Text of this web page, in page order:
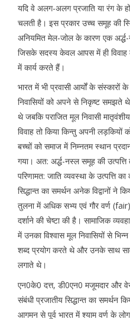
यदि वे अलग-अलग प्रजाति या रंग के
चलती है। इस प्रकार उच्च समूह की
अनियमित मेल-जोल के कारण एक
जिसके सदस्य केवल आपस में ही विवाह
में कार्य करते हैं।
भारत में भी प्रवासी आर्यों के संस्कारों
निवासियों को अपने से निकृष्ट समझते
थे जबकि पराजित मूल निवासी
विवाह तो किया किन्तु अपनी लड़कियों
बच्चों को समाज में निम्नतम स्थान
गया। अत: अर्द्ध-नस्ल समूह की उत्पत्ति
परिणामत: जाति व्यवस्था के उत्पत्ति
सिद्धान्त का समर्थन अनेक विद्वानों ने
तुलना में अधिक सभ्य एवं गौर वर्ण
दर्शाने की चेष्टा की है। सामाजिक
में उनका विश्वास मूल निवासियों से
शब्द प्रयोग करते थे और उनके साथ
लगाते थे।
एन0के0 दत्त, डी0एन0 मजूमदार और
संबंधी प्रजातीय सिद्धान्त का समर्थन
आगमन से पूर्व भारत में श्याम वर्ण के